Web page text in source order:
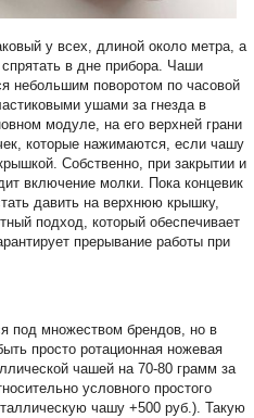
у всех, длиной около метра, а
в дне прибора. Чаши
небольшим поворотом по часовой
ушами за гнезда в
модуле, на его верхней грани
которые нажимаются, если чашу
Собственно, при закрытии и
включение молки. Пока концевик
давить на верхнюю крышку,
подход, который обеспечивает
прерывание работы при
под множеством брендов, но в
просто ротационная ножевая
чашей на 70-80 грамм за
условного простого
чашу +500 руб.). Такую